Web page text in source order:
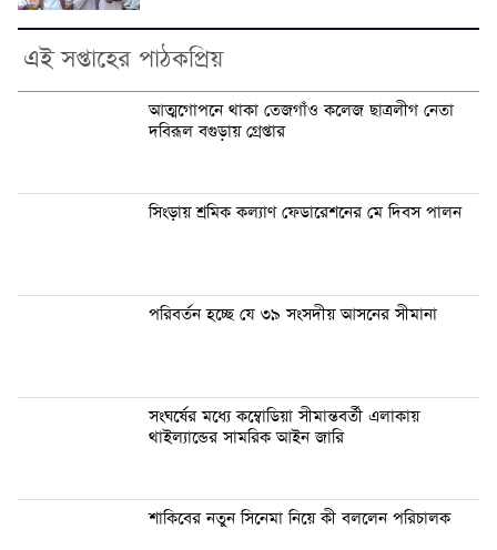
এই সপ্তাহের পাঠকপ্রিয়
আত্মগোপনে থাকা তেজগাঁও কলেজ ছাত্রলীগ নেতা
দবিরূল বগুড়ায় গ্রেপ্তার
সিংড়ায় শ্রমিক কল্যাণ ফেডারেশনের মে দিবস পালন
পরিবর্তন হচ্ছে যে ৩৯ সংসদীয় আসনের সীমানা
সংঘর্ষের মধ্যে কম্বোডিয়া সীমান্তবর্তী এলাকায়
থাইল্যান্ডের সামরিক আইন জারি
শাকিবের নতুন সিনেমা নিয়ে কী বললেন পরিচালক